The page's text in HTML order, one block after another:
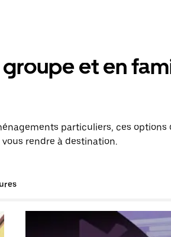
et en
particuliers, ces options
rendre à destination.